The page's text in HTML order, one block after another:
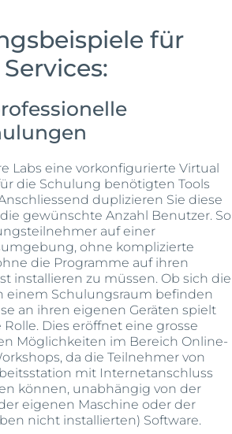
für
Labs eine vorkonfigurierte Virtual
die Schulung benötigten Tools
duplizieren Sie diese
gewünschte Anzahl Benutzer. So
auf einer
ohne komplizierte
die Programme auf ihren
installieren zu müssen. Ob sich die
einem Schulungsraum befinden
an ihren eigenen Geräten spielt
Dies eröffnet eine grosse
Möglichkeiten im Bereich Online-
da die Teilnehmer von
mit Internetanschluss
können, unabhängig von der
eigenen Maschine oder der
nicht installierten) Software.